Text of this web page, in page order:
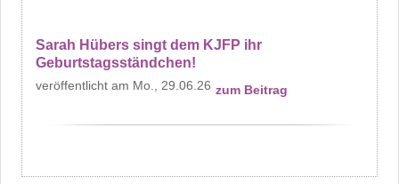
Sarah Hübers singt dem KJFP ihr
Geburtstagsständchen!
Mo., 29.06.26 zum Beitrag